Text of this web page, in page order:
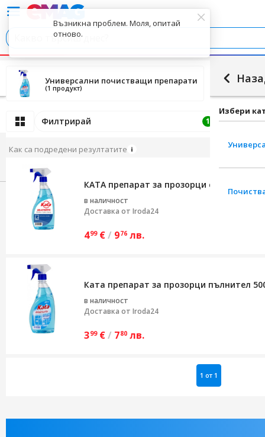
Възникна проблем. Моля, опитай
отново.
Избери
Универсални почистващи препарати
(1 продукт) (1
Филтрирай 1 Цена
Как са подредени резултатите
КАТА препарат за прозорци със спрей
в наличност
Доставка от Iroda24
499 €/ 976 лв.
Ката препарат за прозорци пълнител
в наличност
Доставка от Iroda24
399 €/ 780 лв.
1 от 1